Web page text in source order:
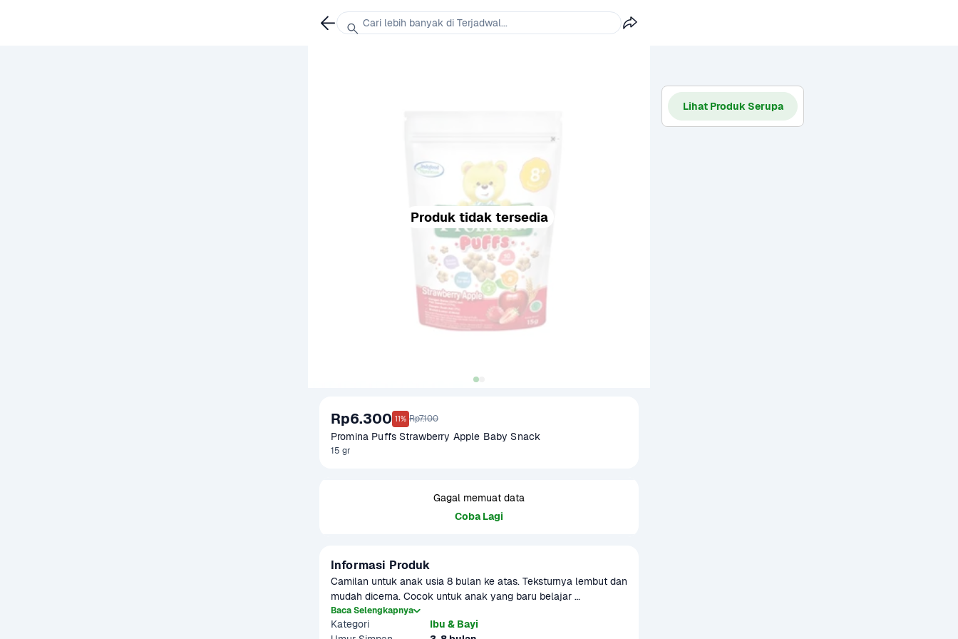
Produk tidak tersedia
Rp6.300 11% Rp7.100
Promina Puffs Strawberry Apple Baby Snack
15 gr
Gagal memuat data
Coba Lagi
Informasi Produk
Camilan untuk anak usia 8 bulan ke atas. Teksturnya lembut dan
mudah dicerna. Cocok untuk anak yang baru belajar
mengunyah dan mengenal rasa. Produk sudah terverifikasi
halal. Produk ini dapat digunakan sebagai menu MPASI.
Baca Selengkapnya
Kategori
Ibu & Bayi
Lihat Produk Serupa
Cari lebih banyak di Terjadwal...